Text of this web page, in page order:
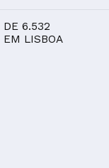
DE 6.532
EM LISBOA